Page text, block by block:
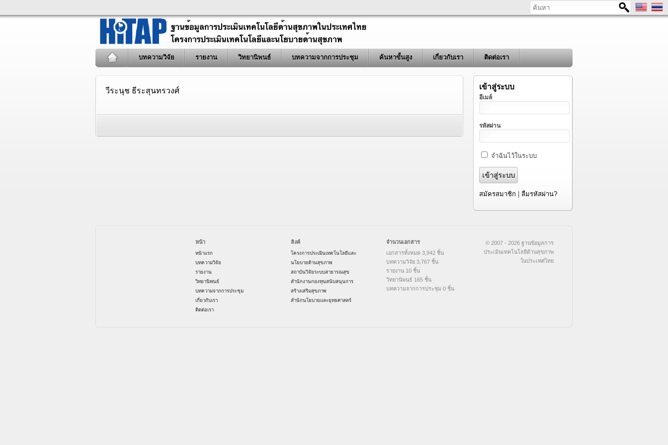
ค้นหา
บทความวิจัย รายงาน วิทยานิพนธ์ บทความจากการประชุม ค้นหาขั้นสูง เกี่ยวกับเรา ติดต่อเรา
วีระนุช ธีระสุนทรวงศ์ เข้าสู่ระบบ
อีเมล์
รหัสผ่าน
จำฉันไว้ในระบบ
สมัครสมาชิก ลืมรหัสผ่าน?
หน้า
หน้าแรก
บทความวิจัย
รายงาน
วิทยานิพนธ์
บทความจากการประชุม
เกี่ยวกับเรา
ติดต่อเรา
ลิงค์
โครงการประเมินเทคโนโลยีและ
นโยบายด้านสุขภาพ
สถาบันวิจัยระบบสาธารณสุข
สำนักงานกองทุนสนับสนุนการ
สร้างเสริมสุขภาพ
สำนักนโยบายและยุทธศาสตร์
จำนวนเอกสาร
เอกสารทั้งหมด 3,942 ชิ้น
บทความวิจัย 3,767 ชิ้น
รายงาน 10 ชิ้น
วิทยานิพนธ์ 165 ชิ้น
บทความจากการประชุม 0 ชิ้น
© 2007 - 2026 ฐานข้อมูลการ
ประเมินเทคโนโลยีด้านสุขภาพ
ในประเทศไทย